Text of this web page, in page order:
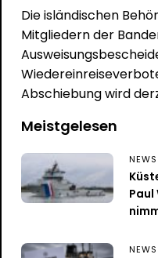
Meistgelesen
NEWS
NEWS
Die isländischen
Mitgliedern der
Abschiebung wird